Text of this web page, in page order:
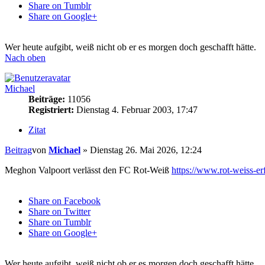
Share on Tumblr
Share on Google+
Wer heute aufgibt, weiß nicht ob er es morgen doch geschafft hätte.
Nach oben
Michael
Beiträge: 11056
Registriert: Dienstag 4. Februar 2003, 17:47
Zitat
Beitragvon Michael » Dienstag 26. Mai 2026, 12:24
Meghon Valpoort verlässt den FC Rot-Weiß https://www.rot-weiss-
Share on Facebook
Share on Twitter
Share on Tumblr
Share on Google+